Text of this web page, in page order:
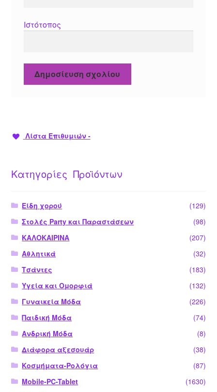
Ιστότοπος
Λίστα Επιθυμιών -
Κατηγορίες Προϊόντων
Είδη χορού
(129)
Στολές Party και Παραστάσεων
(98)
ΚΑΛΟΚΑΙΡΙΝΑ
(207)
Αθλητικά
(32)
Τσάντες
(183)
Υγεία και Ομορφιά
(132)
Γυναικεία Μόδα
(226)
Παιδική Μόδα
(74)
Ανδρική Μόδα
(8)
Διάφορα αξεσουάρ
(38)
Κοσμήματα-Ρολόγια
(87)
Mobile-PC-Tablet
(1630)